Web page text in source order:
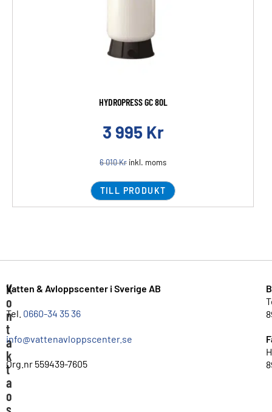
HYDROPRESS GC 80L
3 995 Kr
6 010Kr inkl. moms
TILL PRODUKT
K
o
n
t
a
k
t
a
o
s
Vatten & Avloppscenter i Sverige AB
Tel. 0660-34 35 36
info@vattenavloppscenter.se
Org.nr 559439-7605